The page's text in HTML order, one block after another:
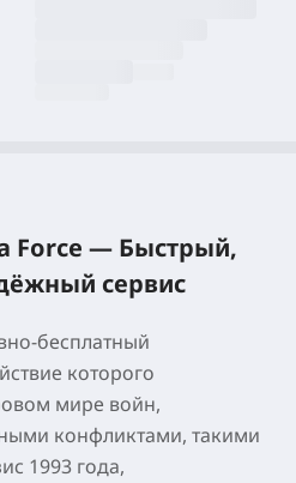
Force — Быстрый,
сервис
бесплатный
которого
мире войн,
конфликтами, такими
1993 года,